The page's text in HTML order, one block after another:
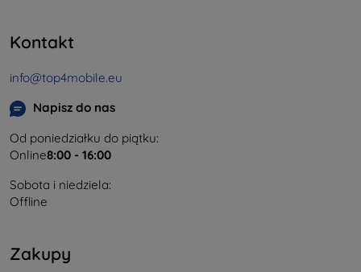
Kontakt
info@top4mobile.eu
Napisz do nas
Od poniedziałku do piątku:
Online8:00 - 16:00
Sobota i niedziela:
Offline
Zakupy